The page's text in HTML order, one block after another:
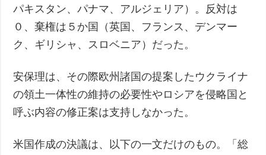
動画
パキスタン、パナマ、アルジェリア）。反対は
０、棄権は５か国（英国、フランス、デンマー
ク、ギリシャ、スロベニア）だった。
安保理は、その際欧州諸国の提案したウクライナ
の領土一体性の維持の必要性やロシアを侵略国と
呼ぶ内容の修正案は支持しなかった。
米国作成の決議は、以下の一文だけのもの。「総